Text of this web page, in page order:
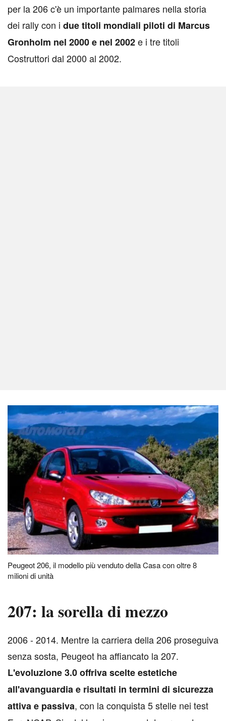
per la 206 c'è un importante palmares nella storia
dei rally con i due titoli mondiali piloti di Marcus
Gronholm nel 2000 e nel 2002e i tre titoli
Costruttori dal 2000 al 2002.
Peugeot 206, il modello più venduto della Casa con oltre 8
milioni di unità
207: la sorella di mezzo
2006 - 2014. Mentre la carriera della 206 proseguiva
senza sosta, Peugeot ha affiancato la 207.
L'evoluzione 3.0 offriva scelte estetiche
all'avanguardia e risultati in termini di sicurezza
attiva e passiva, con la conquista 5 stelle nei test